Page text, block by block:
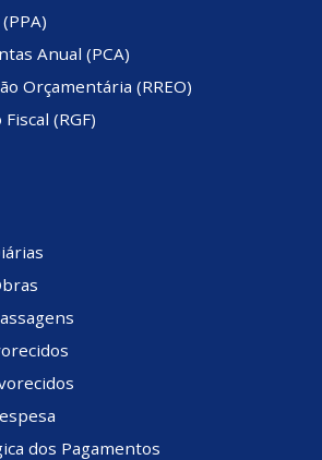
Anual (PCA)
Orçamentária (RREO)
(RGF)
dos Pagamentos